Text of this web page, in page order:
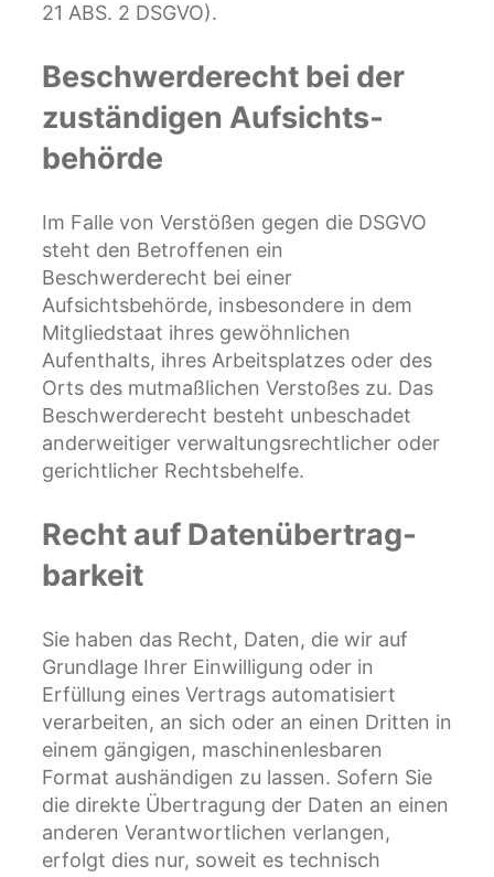
21 ABS. 2 DSGVO).
Beschwerde­recht bei der
zuständigen Aufsichts­
behörde
Im Falle von Verstößen gegen die DSGVO
steht den Betroffenen ein
Beschwerderecht bei einer
Aufsichtsbehörde, insbesondere in dem
Mitgliedstaat ihres gewöhnlichen
Aufenthalts, ihres Arbeitsplatzes oder des
Orts des mutmaßlichen Verstoßes zu. Das
Beschwerderecht besteht unbeschadet
anderweitiger verwaltungsrechtlicher oder
gerichtlicher Rechtsbehelfe.
Recht auf Daten­übertrag­
barkeit
Sie haben das Recht, Daten, die wir auf
Grundlage Ihrer Einwilligung oder in
Erfüllung eines Vertrags automatisiert
verarbeiten, an sich oder an einen Dritten in
einem gängigen, maschinenlesbaren
Format aushändigen zu lassen. Sofern Sie
die direkte Übertragung der Daten an einen
anderen Verantwortlichen verlangen,
erfolgt dies nur, soweit es technisch